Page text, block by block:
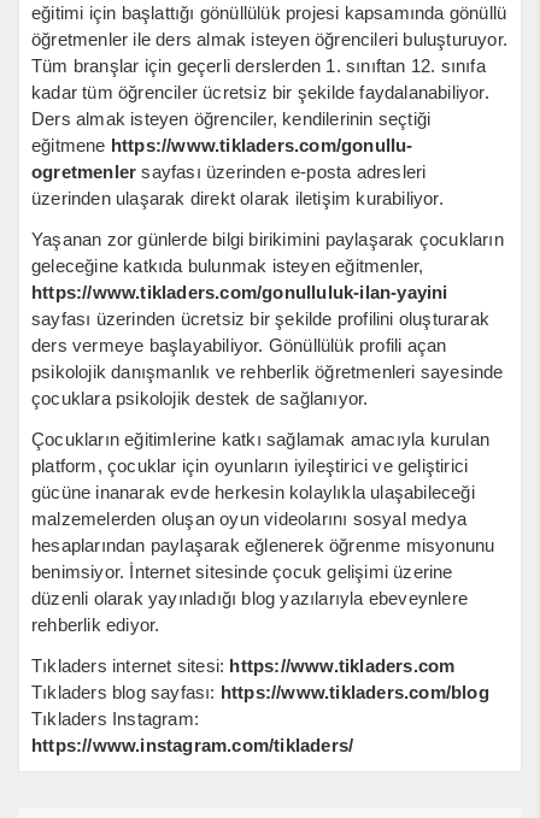
eğitimi için başlattığı gönüllülük projesi kapsamında gönüllü
öğretmenler ile ders almak isteyen öğrencileri buluşturuyor.
Tüm branşlar için geçerli derslerden 1. sınıftan 12. sınıfa
kadar tüm öğrenciler ücretsiz bir şekilde faydalanabiliyor.
Ders almak isteyen öğrenciler, kendilerinin seçtiği
eğitmene https://www.tikladers.com/gonullu-
ogretmenler sayfası üzerinden e-posta adresleri
üzerinden ulaşarak direkt olarak iletişim kurabiliyor.
Yaşanan zor günlerde bilgi birikimini paylaşarak çocukların
geleceğine katkıda bulunmak isteyen eğitmenler,
https://www.tikladers.com/gonulluluk-ilan-yayini
sayfası üzerinden ücretsiz bir şekilde profilini oluşturarak
ders vermeye başlayabiliyor. Gönüllülük profili açan
psikolojik danışmanlık ve rehberlik öğretmenleri sayesinde
çocuklara psikolojik destek de sağlanıyor.
Çocukların eğitimlerine katkı sağlamak amacıyla kurulan
platform, çocuklar için oyunların iyileştirici ve geliştirici
gücüne inanarak evde herkesin kolaylıkla ulaşabileceği
malzemelerden oluşan oyun videolarını sosyal medya
hesaplarından paylaşarak eğlenerek öğrenme misyonunu
benimsiyor. İnternet sitesinde çocuk gelişimi üzerine
düzenli olarak yayınladığı blog yazılarıyla ebeveynlere
rehberlik ediyor.
Tıkladers internet sitesi: https://www.tikladers.com
Tıkladers blog sayfası: https://www.tikladers.com/blog
Tıkladers Instagram:
https://www.instagram.com/tikladers/